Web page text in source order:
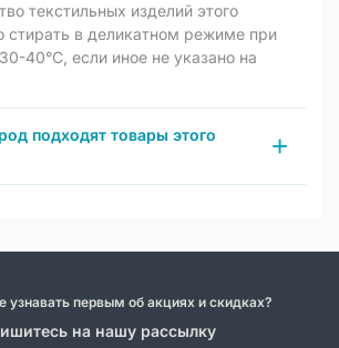
текстильных изделий этого
стирать в деликатном режиме при
40°C, если иное не указано на
подходят товары этого
узнавать первым об акциях и скидках?
на нашу рассылку